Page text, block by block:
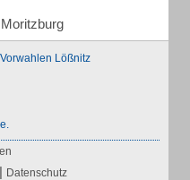
Vorwahlen Lößnitz
| Datenschutz